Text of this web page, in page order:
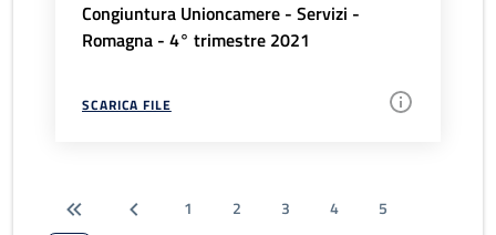
Congiuntura Unioncamere - Servizi -
Romagna - 4° trimestre 2021
SCARICA FILE
1 2 3 4
5